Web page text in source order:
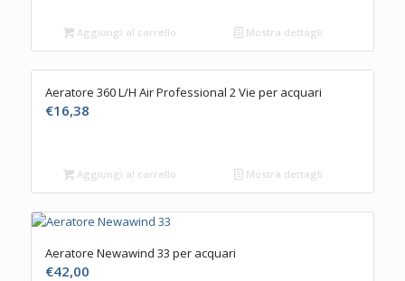
Aggiungi al carrello Mostra dettagli
Aeratore 360 L/H Air Professional 2 Vie per acquari
€16,38
Aggiungi al carrello Mostra dettagli
Aeratore Newawind 33 per acquari
€42,00